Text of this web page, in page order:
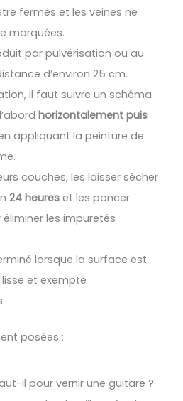
fermés et les veines ne
marquées.
par pulvérisation ou au
d’environ 25 cm.
il faut suivre un schéma
horizontalement puis
appliquant la peinture de
couches, les laisser sécher
24 heureset les poncer
les impuretés
lorsque la surface est
et exempte
posées :
il pour vernir une guitare ?